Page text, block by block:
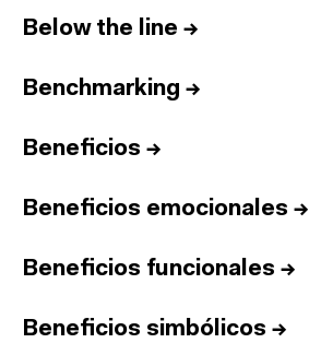
Below the line →
Benchmarking →
Beneficios →
Beneficios emocionales →
Beneficios funcionales →
Beneficios simbólicos →